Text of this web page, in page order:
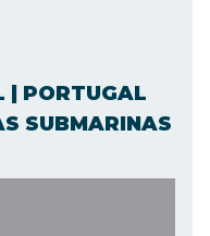
| PORTUGAL
SUBMARINAS